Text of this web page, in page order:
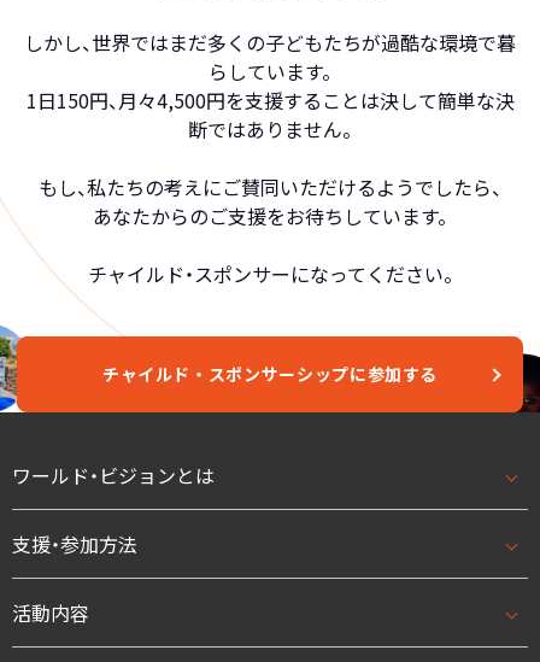
しかし、世界ではまだ多くの子どもたちが過酷な環境で暮
らしています。
1日150円、月々4,500円を支援することは決して簡単な決
断ではありません。
もし、私たちの考えにご賛同いただけるようでしたら、
あなたからのご支援をお待ちしています。
チャイルド・スポンサーになってください。
チャイルド・スポンサーシップに参加する
ワールド・ビジョンとは
ワールド・ビジョンとはトップ
基本理念・ビジョン/ミッション
支援・参加方法
支援・参加方法トップ
活動内容